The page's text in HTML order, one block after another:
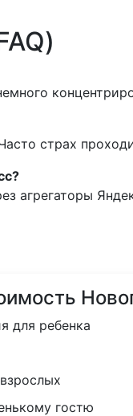
страх
агрегаторы
для ребенка
гостю